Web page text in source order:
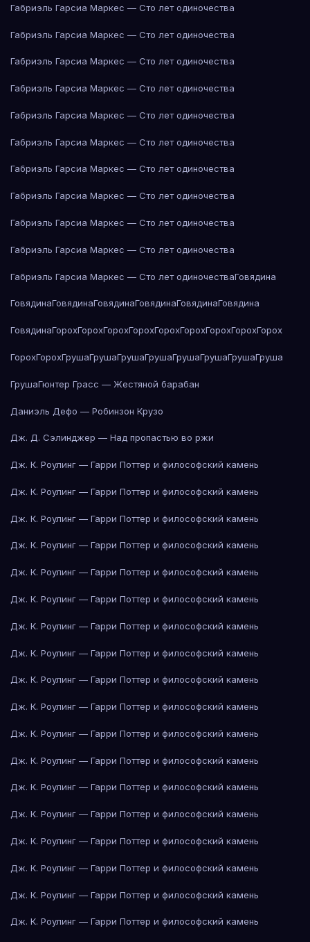
Габриэль Гарсиа Маркес — Сто лет одиночества
Габриэль Гарсиа Маркес — Сто лет одиночества
Габриэль Гарсиа Маркес — Сто лет одиночества
Габриэль Гарсиа Маркес — Сто лет одиночества
Габриэль Гарсиа Маркес — Сто лет одиночества
Габриэль Гарсиа Маркес — Сто лет одиночества
Габриэль Гарсиа Маркес — Сто лет одиночества
Габриэль Гарсиа Маркес — Сто лет одиночества
Габриэль Гарсиа Маркес — Сто лет одиночества
Габриэль Гарсиа Маркес — Сто лет одиночества
Габриэль Гарсиа Маркес — Сто лет одиночестваГовядина
ГовядинаГовядинаГовядинаГовядинаГовядинаГовядина
ГовядинаГорохГорохГорохГорохГорохГорохГорохГорохГорох
ГорохГорохГрушаГрушаГрушаГрушаГрушаГрушаГрушаГруша
ГрушаГюнтер Грасс — Жестяной барабан
Даниэль Дефо — Робинзон Крузо
Дж. Д. Сэлинджер — Над пропастью во ржи
Дж. К. Роулинг — Гарри Поттер и философский камень
Дж. К. Роулинг — Гарри Поттер и философский камень
Дж. К. Роулинг — Гарри Поттер и философский камень
Дж. К. Роулинг — Гарри Поттер и философский камень
Дж. К. Роулинг — Гарри Поттер и философский камень
Дж. К. Роулинг — Гарри Поттер и философский камень
Дж. К. Роулинг — Гарри Поттер и философский камень
Дж. К. Роулинг — Гарри Поттер и философский камень
Дж. К. Роулинг — Гарри Поттер и философский камень
Дж. К. Роулинг — Гарри Поттер и философский камень
Дж. К. Роулинг — Гарри Поттер и философский камень
Дж. К. Роулинг — Гарри Поттер и философский камень
Дж. К. Роулинг — Гарри Поттер и философский камень
Дж. К. Роулинг — Гарри Поттер и философский камень
Дж. К. Роулинг — Гарри Поттер и философский камень
Дж. К. Роулинг — Гарри Поттер и философский камень
Дж. К. Роулинг — Гарри Поттер и философский камень
Дж. К. Роулинг — Гарри Поттер и философский камень